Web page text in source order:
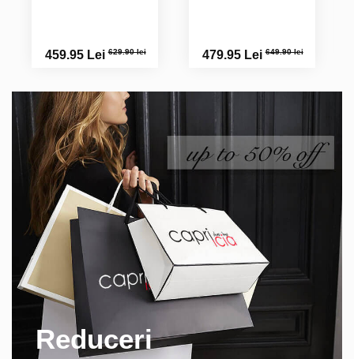
459.95 Lei629.90 lei 479.95 Lei649.90 lei
Reduceri